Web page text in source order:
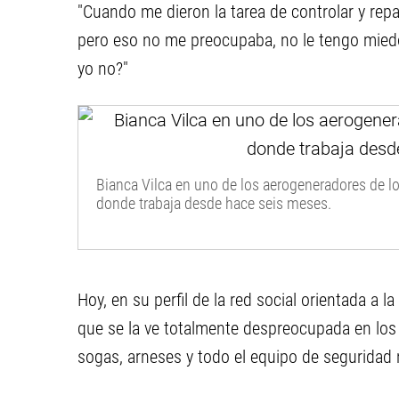
"Cuando me dieron la tarea de controlar y
pero eso no me preocupaba, no le tengo
yo no?"
Bianca Vilca en uno de los aerogeneradores de
donde trabaja desde hace seis meses.
Hoy, en su perfil de la red social orientada a
que se la ve totalmente despreocupada en
sogas, arneses y todo el equipo de seguridad